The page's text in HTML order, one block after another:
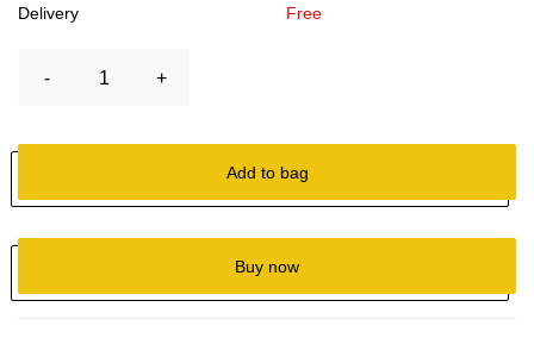
Delivery Free
- 1 +
Add to bag
Buy now